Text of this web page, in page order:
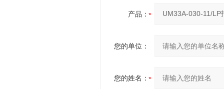
产品：
您的单位：
您的姓名：